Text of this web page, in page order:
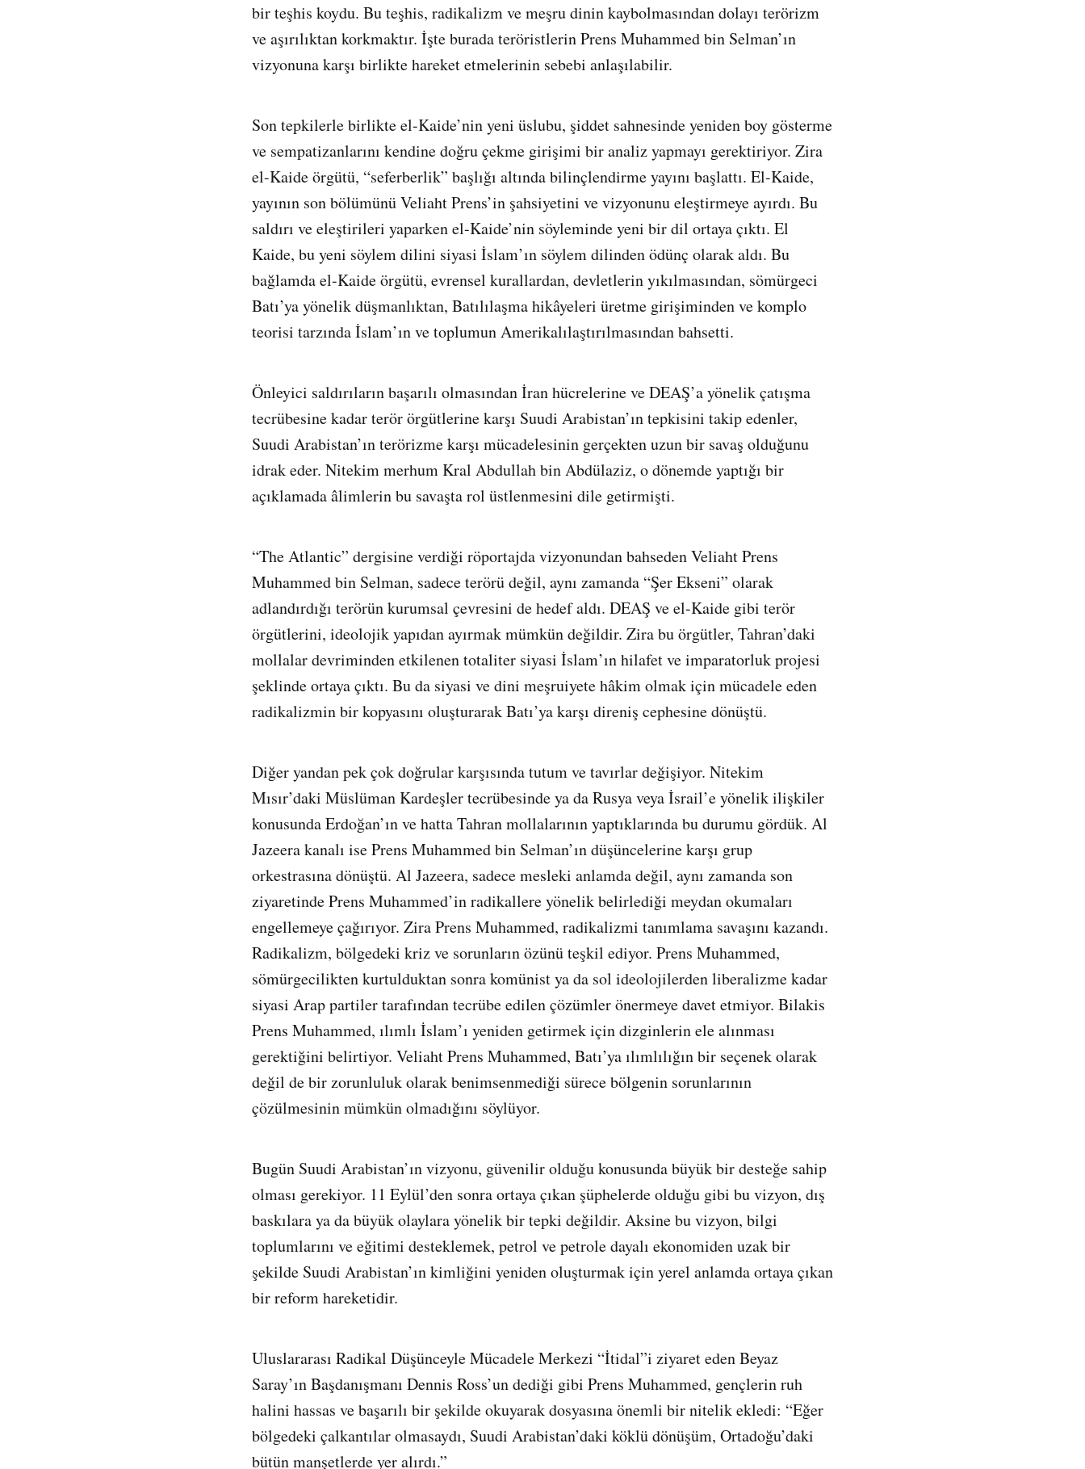
bir teşhis koydu. Bu teşhis, radikalizm ve meşru dinin kaybolmasından dolayı terörizm
ve aşırılıktan korkmaktır. İşte burada teröristlerin Prens Muhammed bin Selman’ın
vizyonuna karşı birlikte hareket etmelerinin sebebi anlaşılabilir.
Son tepkilerle birlikte el-Kaide’nin yeni üslubu, şiddet sahnesinde yeniden boy gösterme
ve sempatizanlarını kendine doğru çekme girişimi bir analiz yapmayı gerektiriyor. Zira
el-Kaide örgütü, “seferberlik” başlığı altında bilinçlendirme yayını başlattı. El-Kaide,
yayının son bölümünü Veliaht Prens’in şahsiyetini ve vizyonunu eleştirmeye ayırdı. Bu
saldırı ve eleştirileri yaparken el-Kaide’nin söyleminde yeni bir dil ortaya çıktı. El
Kaide, bu yeni söylem dilini siyasi İslam’ın söylem dilinden ödünç olarak aldı. Bu
bağlamda el-Kaide örgütü, evrensel kurallardan, devletlerin yıkılmasından, sömürgeci
Batı’ya yönelik düşmanlıktan, Batılılaşma hikâyeleri üretme girişiminden ve komplo
teorisi tarzında İslam’ın ve toplumun Amerikalılaştırılmasından bahsetti.
Önleyici saldırıların başarılı olmasından İran hücrelerine ve DEAŞ’a yönelik çatışma
tecrübesine kadar terör örgütlerine karşı Suudi Arabistan’ın tepkisini takip edenler,
Suudi Arabistan’ın terörizme karşı mücadelesinin gerçekten uzun bir savaş olduğunu
idrak eder. Nitekim merhum Kral Abdullah bin Abdülaziz, o dönemde yaptığı bir
açıklamada âlimlerin bu savaşta rol üstlenmesini dile getirmişti.
“The Atlantic” dergisine verdiği röportajda vizyonundan bahseden Veliaht Prens
Muhammed bin Selman, sadece terörü değil, aynı zamanda “Şer Ekseni” olarak
adlandırdığı terörün kurumsal çevresini de hedef aldı. DEAŞ ve el-Kaide gibi terör
örgütlerini, ideolojik yapıdan ayırmak mümkün değildir. Zira bu örgütler, Tahran’daki
mollalar devriminden etkilenen totaliter siyasi İslam’ın hilafet ve imparatorluk projesi
şeklinde ortaya çıktı. Bu da siyasi ve dini meşruiyete hâkim olmak için mücadele eden
radikalizmin bir kopyasını oluşturarak Batı’ya karşı direniş cephesine dönüştü.
Diğer yandan pek çok doğrular karşısında tutum ve tavırlar değişiyor. Nitekim
Mısır’daki Müslüman Kardeşler tecrübesinde ya da Rusya veya İsrail’e yönelik ilişkiler
konusunda Erdoğan’ın ve hatta Tahran mollalarının yaptıklarında bu durumu gördük. Al
Jazeera kanalı ise Prens Muhammed bin Selman’ın düşüncelerine karşı grup
orkestrasına dönüştü. Al Jazeera, sadece mesleki anlamda değil, aynı zamanda son
ziyaretinde Prens Muhammed’in radikallere yönelik belirlediği meydan okumaları
engellemeye çağırıyor. Zira Prens Muhammed, radikalizmi tanımlama savaşını kazandı.
Radikalizm, bölgedeki kriz ve sorunların özünü teşkil ediyor. Prens Muhammed,
sömürgecilikten kurtulduktan sonra komünist ya da sol ideolojilerden liberalizme kadar
siyasi Arap partiler tarafından tecrübe edilen çözümler önermeye davet etmiyor. Bilakis
Prens Muhammed, ılımlı İslam’ı yeniden getirmek için dizginlerin ele alınması
gerektiğini belirtiyor. Veliaht Prens Muhammed, Batı’ya ılımlılığın bir seçenek olarak
değil de bir zorunluluk olarak benimsenmediği sürece bölgenin sorunlarının
çözülmesinin mümkün olmadığını söylüyor.
Bugün Suudi Arabistan’ın vizyonu, güvenilir olduğu konusunda büyük bir desteğe sahip
olması gerekiyor. 11 Eylül’den sonra ortaya çıkan şüphelerde olduğu gibi bu vizyon, dış
baskılara ya da büyük olaylara yönelik bir tepki değildir. Aksine bu vizyon, bilgi
toplumlarını ve eğitimi desteklemek, petrol ve petrole dayalı ekonomiden uzak bir
şekilde Suudi Arabistan’ın kimliğini yeniden oluşturmak için yerel anlamda ortaya çıkan
bir reform hareketidir.
Uluslararası Radikal Düşünceyle Mücadele Merkezi “İtidal”i ziyaret eden Beyaz
Saray’ın Başdanışmanı Dennis Ross’un dediği gibi Prens Muhammed, gençlerin ruh
halini hassas ve başarılı bir şekilde okuyarak dosyasına önemli bir nitelik ekledi: “Eğer
bölgedeki çalkantılar olmasaydı, Suudi Arabistan’daki köklü dönüşüm, Ortadoğu’daki
bütün manşetlerde yer alırdı.”